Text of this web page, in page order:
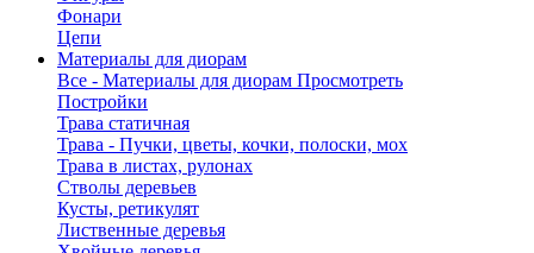
Фонари
Цепи
Материалы для диорам
Все - Материалы для диорам Просмотреть
Постройки
Трава статичная
Трава - Пучки, цветы, кочки, полоски, мох
Трава в листах, рулонах
Стволы деревьев
Кусты, ретикулят
Лиственные деревья